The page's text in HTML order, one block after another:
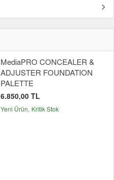
MediaPRO CONCEALER &
ADJUSTER FOUNDATION
PALETTE
6.850,00 TL
Yeni Ürün Kritik Stok